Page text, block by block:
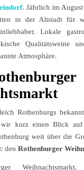
. Jährlich im
in der Altstadt für
Lokale
Qualitätsweine
Atmosphäre.
Rothenburgs
wir kurz einen Blick
weit über die
den Rothenburger